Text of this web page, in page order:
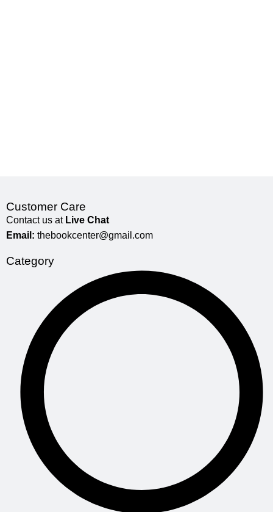
Customer Care
Contact us at Live Chat
Email: thebookcenter@gmail.com
Category